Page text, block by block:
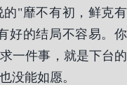
"靡不有初，鲜克有
好的结局不容易。你
一件事，就是下台的
没能如愿。